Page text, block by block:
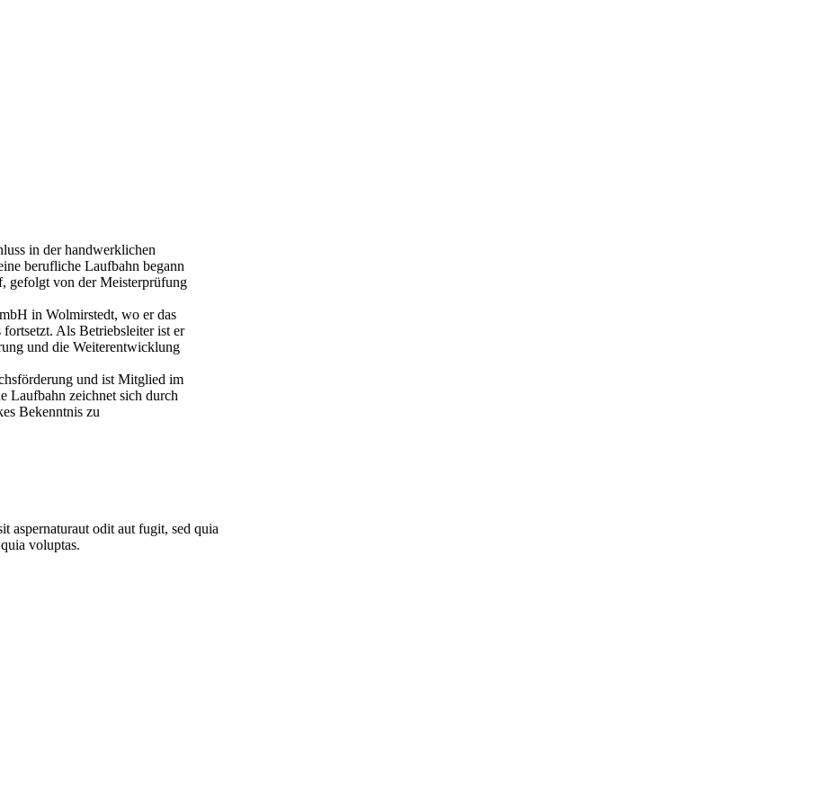
in der handwerklichen
berufliche Laufbahn begann
gefolgt von der Meisterprüfung
in Wolmirstedt, wo er das
Als Betriebsleiter ist er
und die Weiterentwicklung
und ist Mitglied im
Laufbahn zeichnet sich durch
Bekenntnis zu
aspernaturaut odit aut fugit, sed quia
voluptas.